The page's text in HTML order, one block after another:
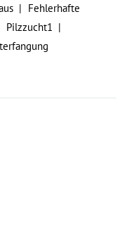
Fehlerhafte
Pilzzucht1